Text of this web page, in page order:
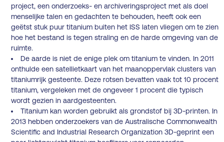
project, een onderzoeks- en archiveringsproject met als doel
menselijke talen en gedachten te behouden, heeft ook een
geëtst stuk puur titanium buiten het ISS laten vliegen om te zien
hoe het bestand is tegen straling en de harde omgeving van de
ruimte.
De aarde is niet de enige plek om titanium te vinden. In 2011
onthulde een satellietkaart van het maanoppervlak clusters van
titaniumrijk gesteente. Deze rotsen bevatten vaak tot 10 procent
titanium, vergeleken met de ongeveer 1 procent die typisch
wordt gezien in aardgesteenten.
Titanium kan worden gebruikt als grondstof bij 3D-printen. In
2013 hebben onderzoekers van de Australische Commonwealth
Scientific and Industrial Research Organization 3D-geprint een